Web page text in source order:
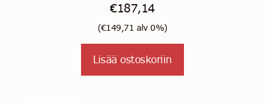
€187,14
(€149,71 alv 0%)
Lisää ostoskoriin